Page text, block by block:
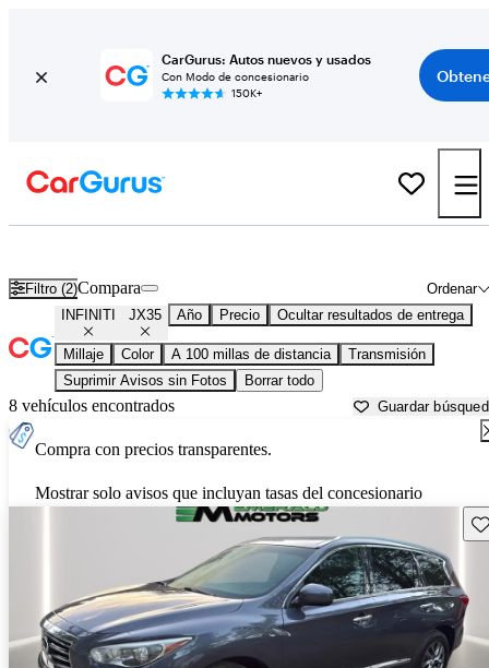
CarGurus: Autos nuevos y usados
Con Modo de concesionario
150K+
Filtro (2) Ordenar
Compara
INFINITI JX35 Año Precio Ocultar resultados de entrega
Millaje Color A 100 millas de distancia
Transmisión
Suprimir Avisos sin Fotos
Borrar todo
8 vehículos encontrados Guardar
Compra con precios transparentes.
Mostrar solo avisos que incluyan tasas del concesionario